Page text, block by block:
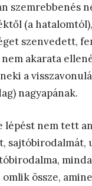
szemrebbenés
(a
szenvedett,
akarata
a
nagyapának.
lépést nem tett
omlik össze,